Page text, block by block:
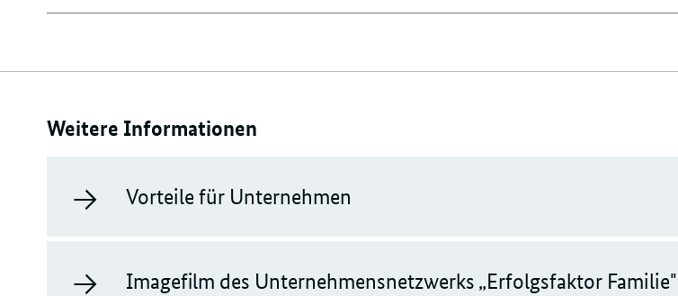
Weitere Informationen
Vorteile für Unternehmen
Imagefilm des Unternehmensnetzwerks „Erfolgsfaktor Familie"